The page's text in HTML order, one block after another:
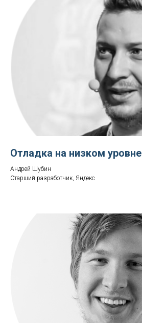
Отладка на низком уровне
Андрей Шубин
Старший разработчик, Яндекс